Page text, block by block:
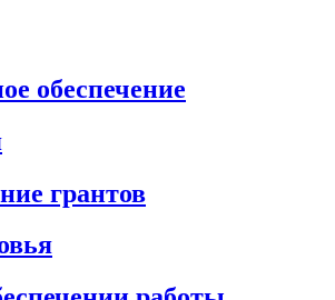
обеспечение
грантов